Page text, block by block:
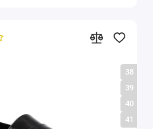
38
39
40
41